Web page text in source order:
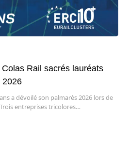
Rail sacrés lauréats
2026
a dévoilé son palmarès 2026 lors de
entreprises tricolores…